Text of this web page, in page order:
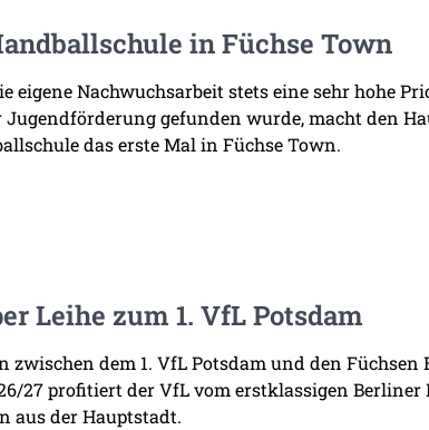
in Füchse Town
eigene Nachwuchsarbeit stets eine sehr hohe
gefunden wurde, macht den
das erste Mal in Füchse Town.
Leihe zum 1. VfL Potsdam
zwischen dem 1. VfL Potsdam und den
27 profitiert der VfL vom erstklassigen
aus der Hauptstadt.